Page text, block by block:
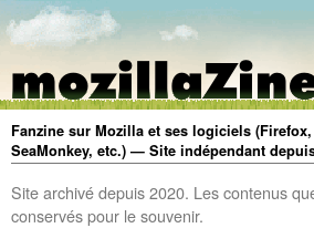
Fanzine sur Mozilla et ses logiciels
SeaMonkey, etc.) — Site indépendant
Site archivé depuis 2020. Les contenus
conservés pour le souvenir.